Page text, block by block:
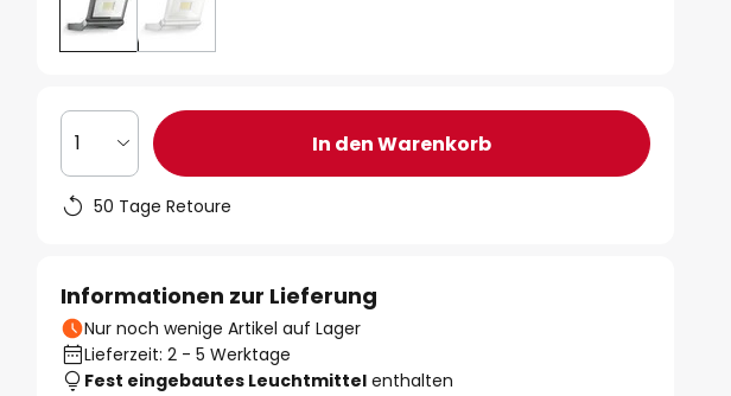
1 In den Warenkorb
50 Tage Retoure
Informationen zur Lieferung
Nur noch wenige Artikel auf Lager
Lieferzeit: 2 - 5 Werktage
Fest eingebautes Leuchtmittel enthalten